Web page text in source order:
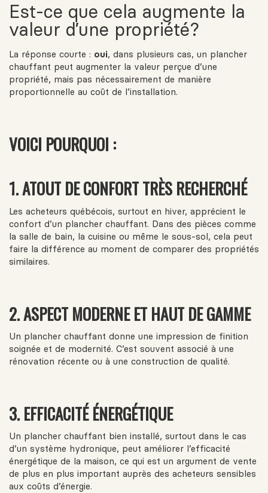
Est-ce que cela augmente la
valeur d’une propriété?
La réponse courte : oui, dans plusieurs cas, un plancher
chauffant peut augmenter la valeur perçue d’une
propriété, mais pas nécessairement de manière
proportionnelle au coût de l’installation.
VOICI POURQUOI :
1.ATOUT DE CONFORT TRÈS RECHERCHÉ
Les acheteurs québécois, surtout en hiver, apprécient le
confort d’un plancher chauffant. Dans des pièces comme
la salle de bain, la cuisine ou même le sous-sol, cela peut
faire la différence au moment de comparer des propriétés
similaires.
2.ASPECT MODERNE ET HAUT DE GAMME
Un plancher chauffant donne une impression de finition
soignée et de modernité. C’est souvent associé à une
rénovation récente ou à une construction de qualité.
3. EFFICACITÉ ÉNERGÉTIQUE
Un plancher chauffant bien installé, surtout dans le cas
d’un système hydronique, peut améliorer l’efficacité
énergétique de la maison, ce qui est un argument de vente
de plus en plus important auprès des acheteurs sensibles
aux coûts d’énergie.